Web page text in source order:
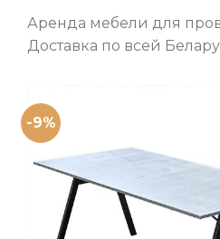
Аренда мебели для
Доставка по всей
-9%